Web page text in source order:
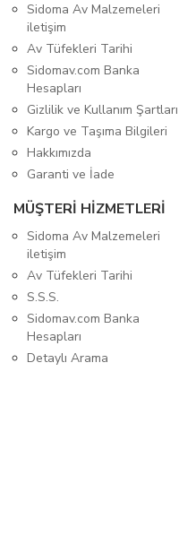
Sidoma Av Malzemeleri
iletişim
Av Tüfekleri Tarihi
Sidomav.com Banka
Hesapları
Gizlilik ve Kullanım Şartları
Kargo ve Taşıma Bilgileri
Hakkımızda
Garanti ve İade
MÜŞTERİ HİZMETLERİ
Sidoma Av Malzemeleri
iletişim
Av Tüfekleri Tarihi
S.S.S.
Sidomav.com Banka
Hesapları
Detaylı Arama